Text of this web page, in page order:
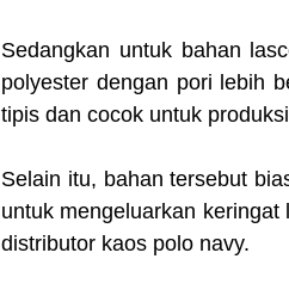
Sedangkan untuk bahan
polyester dengan pori lebih
tipis dan cocok untuk
Selain itu, bahan tersebut
untuk mengeluarkan
distributor kaos polo navy.